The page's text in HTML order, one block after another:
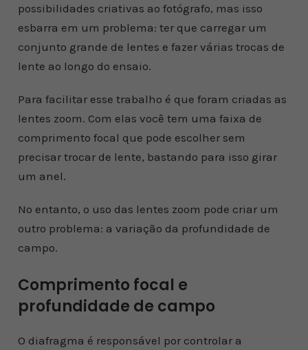
possibilidades criativas ao fotógrafo, mas isso
esbarra em um problema: ter que carregar um
conjunto grande de lentes e fazer várias trocas de
lente ao longo do ensaio.
Para facilitar esse trabalho é que foram criadas as
lentes zoom. Com elas você tem uma faixa de
comprimento focal que pode escolher sem
precisar trocar de lente, bastando para isso girar
um anel.
No entanto, o uso das lentes zoom pode criar um
outro problema: a variação da profundidade de
campo.
Comprimento focal e
profundidade de campo
O diafragma é responsável por controlar a